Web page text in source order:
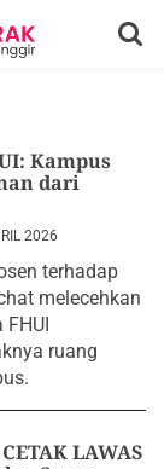
Kampus
dari
2026
terhadap
melecehkan
ruang
LAWAS